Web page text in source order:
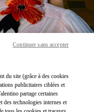
Link Opens in New Tab
du site (grâce à des cookies
publicitaires ciblées et
partage certaines
des technologies internes et
Continuer sans accepter